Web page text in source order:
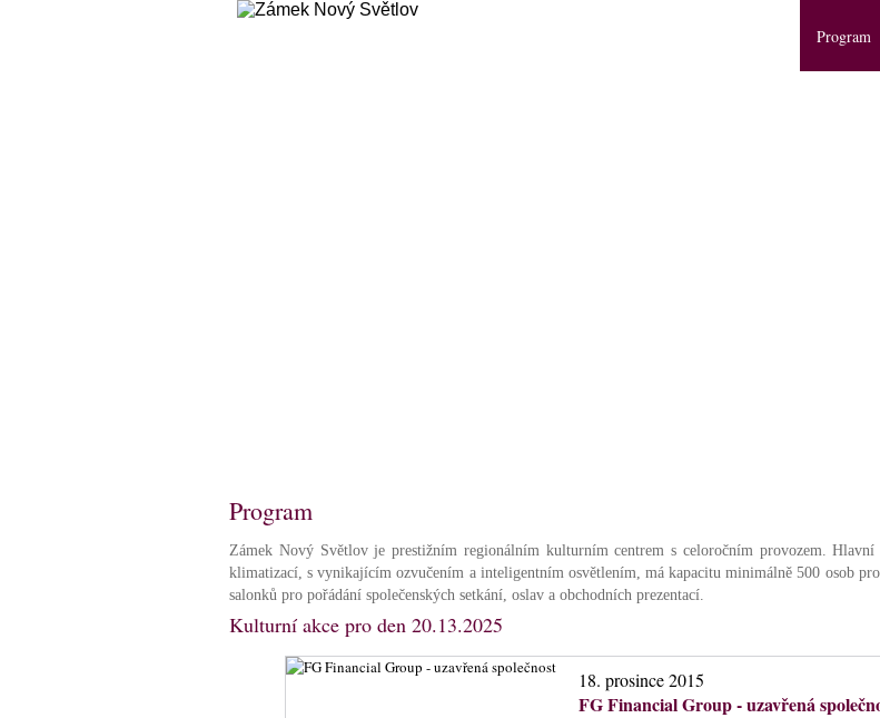
Program
Program
Zámek Nový Světlov je prestižním regionálním kulturním centrem s celoročním provozem.
klimatizací, s vynikajícím ozvučením a inteligentním osvětlením, má kapacitu minimálně 500 osob
salonků pro pořádání společenských setkání, oslav a obchodních prezentací.
Kulturní akce pro den 20.13.2025
18. prosince 2015
FG Financial Group - uzavřená